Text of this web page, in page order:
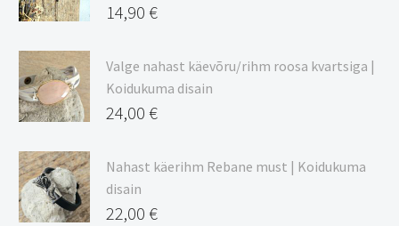
20,44 €
14,90 €
Valge nahast käevõru/rihm roosa kvartsiga |
Koidukuma disain
24,00 €
Nahast käerihm Rebane must | Koidukuma
disain
22,00 €